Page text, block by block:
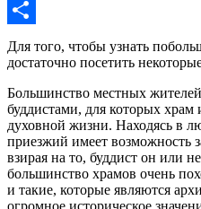
VK
Отправить
Для того, чтобы узнать
достаточно посетить
Большинство местных
буддистами, для которых
духовной жизни. Находясь в
приезжий имеет возможность
взирая на то, буддист он или
большинство храмов очень
и такие, которые являются
огромное историческое